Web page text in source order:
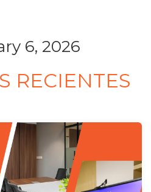
6, 2026
RECIENTES